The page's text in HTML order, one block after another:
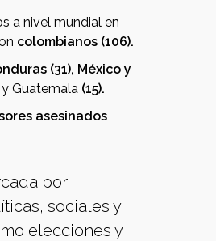
a nivel mundial en
colombianos (106).
(31), México y
y Guatemala (15).
asesinados
por
sociales y
elecciones y